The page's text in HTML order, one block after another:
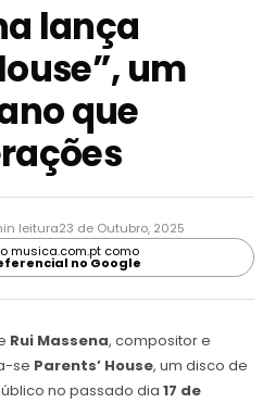
lança
um
que
leitura23 de Outubro, 2025
musica.com.pt como
no Google
Rui Massena, compositor e
se Parents’ House, um disco de
no passado dia 17 de